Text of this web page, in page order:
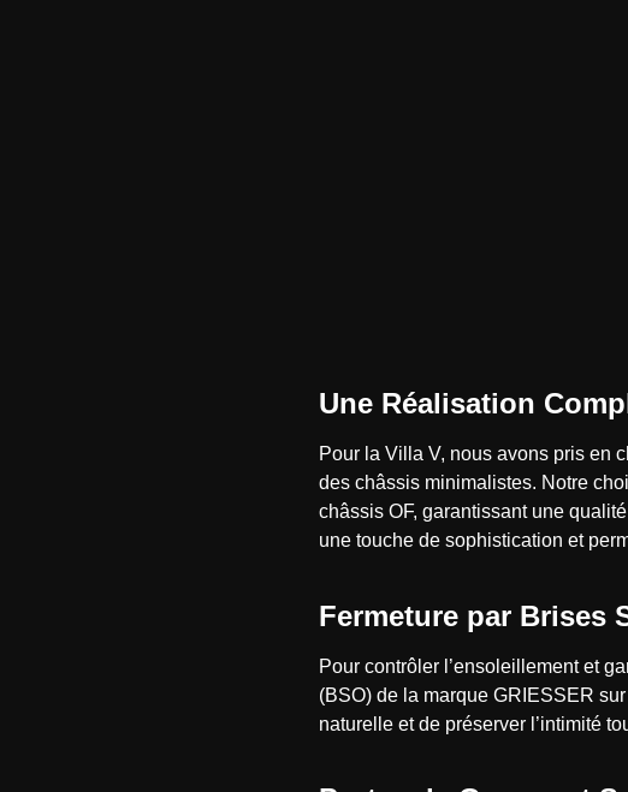
Une Réalisation
Pour la Villa V, nous avons pris en
des châssis minimalistes. Notre
châssis OF, garantissant une
une touche de sophistication et
Fermeture par Brises
Pour contrôler l’ensoleillement et
(BSO) de la marque GRIESSER
naturelle et de préserver l’intimité